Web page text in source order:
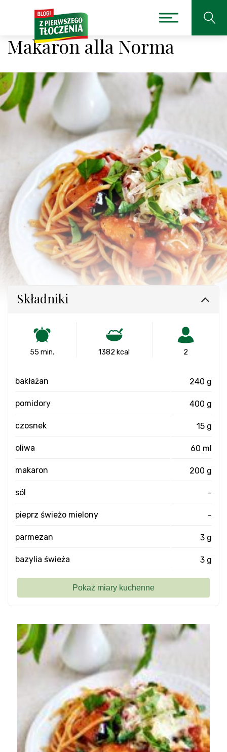
Makaron alla Norma
Składniki
55 min. 1382 kcal 2
bakłażan 240 g
pomidory 400 g
czosnek 15 g
oliwa 60 ml
makaron 200 g
sól -
pieprz świeżo mielony -
parmezan 3 g
bazylia świeża 3 g